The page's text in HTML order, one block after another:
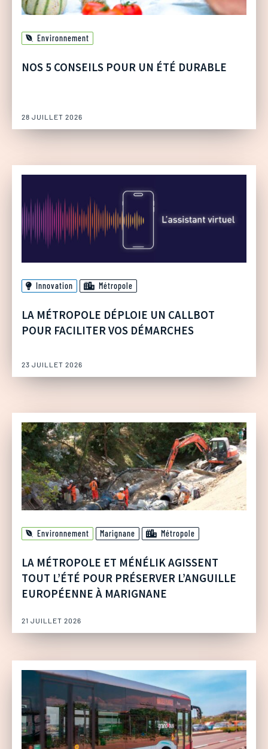
Environnement
NOS 5 CONSEILS POUR UN ÉTÉ DURABLE
28 JUILLET 2026
Innovation Métropole
LA MÉTROPOLE DÉPLOIE UN CALLBOT
POUR FACILITER VOS DÉMARCHES
23 JUILLET 2026
Environnement Marignane Métropole
LA MÉTROPOLE ET MÉNÉLIK AGISSENT
TOUT L’ÉTÉ POUR PRÉSERVER L’ANGUILLE
EUROPÉENNE À MARIGNANE
21 JUILLET 2026